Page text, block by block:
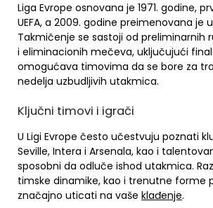
Liga Evrope osnovana je 1971. godine,
UEFA, a 2009. godine preimenovana je
Takmičenje se sastoji od preliminarnih
i eliminacionih mečeva, uključujući
omogućava timovima da se bore za
nedelja uzbudljivih utakmica.
Ključni timovi i igrači
U Ligi Evrope često učestvuju poznati
Seville, Intera i Arsenala, kao i
sposobni da odluče ishod utakmica.
timske dinamike, kao i trenutne forme
značajno uticati na vaše klađenje.